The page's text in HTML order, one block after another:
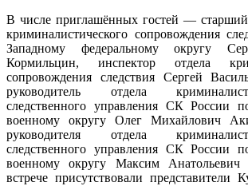
В числе приглашённых гостей — старший
криминалистического сопровождения
Западному федеральному округу
Кормильцин, инспектор отдела
сопровождения следствия Сергей
руководитель отдела
следственного управления СК России
военному округу Олег Михайлович
руководителя отдела
следственного управления СК России
военному округу Максим
встрече присутствовали представители